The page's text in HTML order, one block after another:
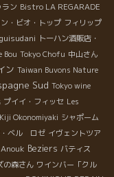
ン Bistro LA REGARADE
・ビオ・トップ フィリップ
トーハン酒販店・
Bou Tokyo Chofu 中山さん
ン Taiwan Buvons Nature
Sud Tokyo wine
プイイ・フィッセ Les
Kiji Okonomiyaki シャポーム
・ベル ロゼ イヴェントツア
Anouk Beziers バティス
の森さん ワインバー「クル